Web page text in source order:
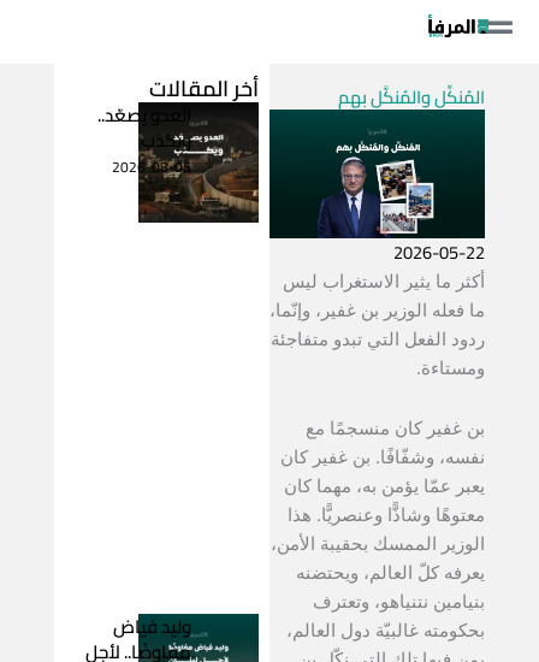
المُنكِّل والمُنكَّل بهم
2026-05-22
أكثر ما يثير الاستغراب ليس
ما فعله الوزير بن غفير، وإنّما،
ردود الفعل التي تبدو متفاجئة
ومستاءة.
بن غفير كان منسجمًا مع
نفسه، وشفّافًا. بن غفير كان
يعبر عمّا يؤمن به، مهما كان
معتوهًا وشاذًّا وعنصريًّا. هذا
الوزير الممسك بحقيبة الأمن،
يعرفه كلّ العالم، ويحتضنه
بنيامين نتنياهو، وتعترف
بحكومته غالبيّة دول العالم،
أخر المقالات
العدو يصعّد..
ويكذب
2026-08-05
وليد فياض
مفاوضًا.. لأجل